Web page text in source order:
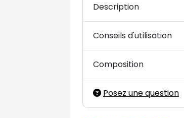
Description
Conseils d'utilisation
Composition
Posez une question